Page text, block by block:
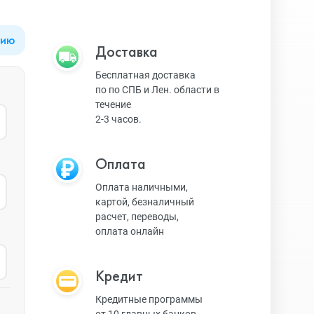
Apple Watch Series 9
Apple Watch Ultra 3
Apple Watch Ultra
Apple Watch SE 2023
Apple Watch SE 2022
Умные часы, браслеты
Доставка
Бесплатная доставка
по по СПБ и Лен. области в
течение
2-3 часов.
Оплата
Оплата наличными,
картой, безналичный
расчет, переводы,
оплата онлайн
Кредит
Кредитные программы